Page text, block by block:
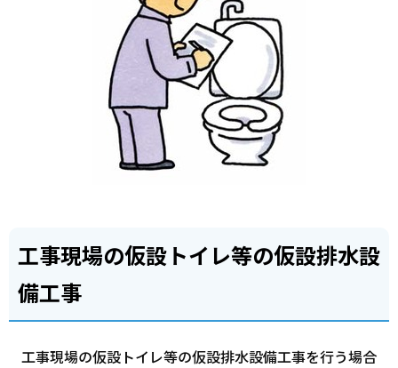
工事現場の仮設トイレ等の仮設排水設
備工事
工事現場の仮設トイレ等の仮設排水設備工事を行う場合